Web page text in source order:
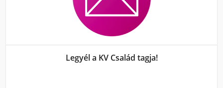
Legyél a KV Család tagja!